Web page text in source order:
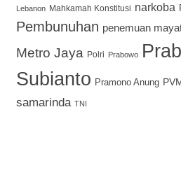
Lebanon Mahkamah Konstitusi narkoba
Pembunuhan penemuan
Metro Jaya
Polri Prabowo
Subianto Pramono Anung
samarinda TNI